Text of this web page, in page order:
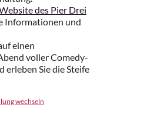
des Pier Drei
Informationen und
einen
voller Comedy-
erleben Sie die Steife
wechseln